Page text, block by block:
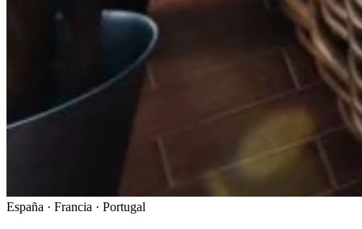
España · Francia · Portugal